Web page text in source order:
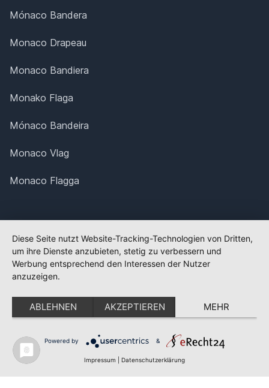
Mónaco Bandera
Monaco Drapeau
Monaco Bandiera
Monako Flaga
Mónaco Bandeira
Monaco Vlag
Monaco Flagga
Diese Seite nutzt Website-Tracking-Technologien von Dritten,
um ihre Dienste anzubieten, stetig zu verbessern und
Werbung entsprechend den Interessen der Nutzer
anzuzeigen.
ABLEHNEN AKZEPTIEREN MEHR
Powered by &
Impressum Datenschutzerklärung